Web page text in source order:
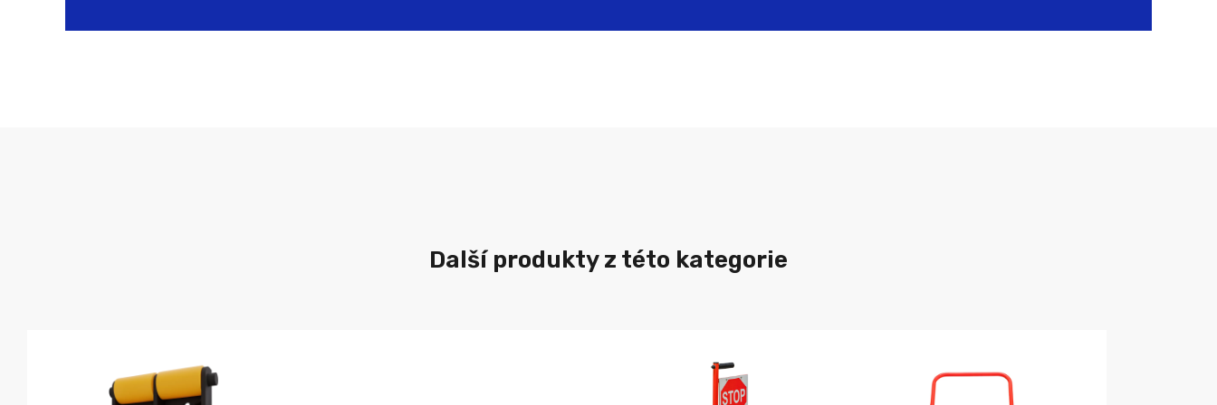
Další produkty z této kategorie